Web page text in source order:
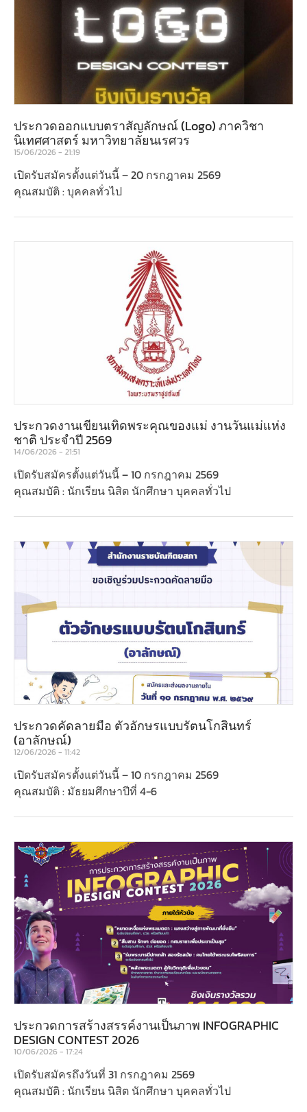
ประกวดออกแบบตราสัญลักษณ์ (Logo) ภาควิชา
นิเทศศาสตร์ มหาวิทยาลัยนเรศวร
15/06/2026 21:19
เปิดรับสมัครตั้งแต่วันนี้ – 20 กรกฎาคม 2569
คุณสมบัติ : บุคคลทั่วไป
ประกวดงานเขียนเทิดพระคุณของแม่ งานวันแม่แห่ง
ชาติ ประจําปี 2569
14/06/2026 21:51
เปิดรับสมัครตั้งแต่วันนี้ – 10 กรกฎาคม 2569
คุณสมบัติ : นักเรียน นิสิต นักศึกษา บุคคลทั่วไป
ประกวดคัดลายมือ ตัวอักษรแบบรัตนโกสินทร์
(อาลักษณ์)
12/06/2026 11:42
เปิดรับสมัครตั้งแต่วันนี้ – 10 กรกฎาคม 2569
คุณสมบัติ : มัธยมศึกษาปีที่ 4-6
ประกวดการสร้างสรรค์งานเป็นภาพ INFOGRAPHIC
DESIGN CONTEST 2026
10/06/2026 17:24
เปิดรับสมัครถึงวันที่ 31 กรกฎาคม 2569
คุณสมบัติ : นักเรียน นิสิต นักศึกษา บุคคลทั่วไป